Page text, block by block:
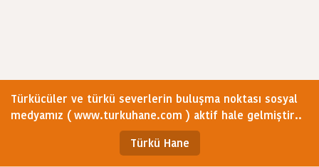
Türkücüler ve türkü severlerin buluşma noktası sosyal
medyamız ( www.turkuhane.com ) aktif hale gelmiştir..
Türkü Hane